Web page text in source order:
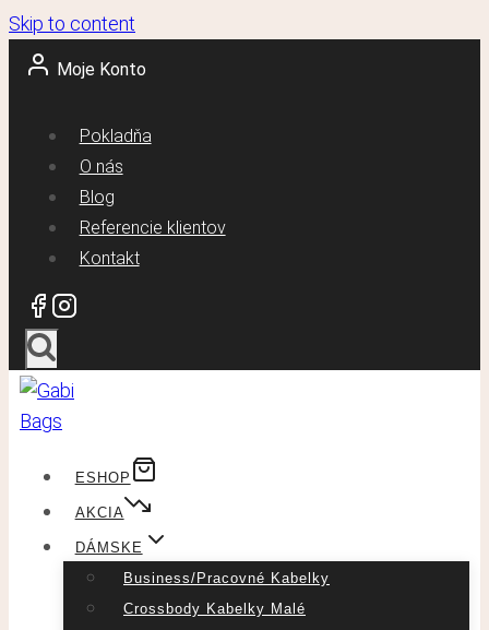
Skip to content
Moje Konto
Pokladňa
O nás
Blog
Referencie klientov
Kontakt
ESHOP
AKCIA
DÁMSKE
Business/pracovné Kabelky
Crossbody Kabelky Malé